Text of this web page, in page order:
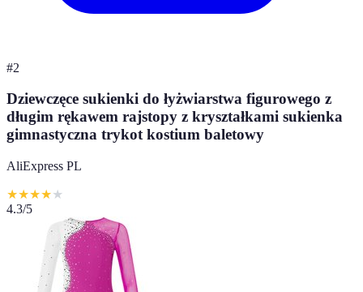
#2
Dziewczęce sukienki do łyżwiarstwa figurowego z
długim rękawem rajstopy z kryształkami sukienka
gimnastyczna trykot kostium baletowy
AliExpress PL
★★★★★
4.3/5